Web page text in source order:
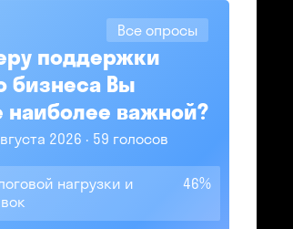
Все опросы
поддержки
бизнеса Вы
наиболее важной?
2026 59 голосов
нагрузки и
46%